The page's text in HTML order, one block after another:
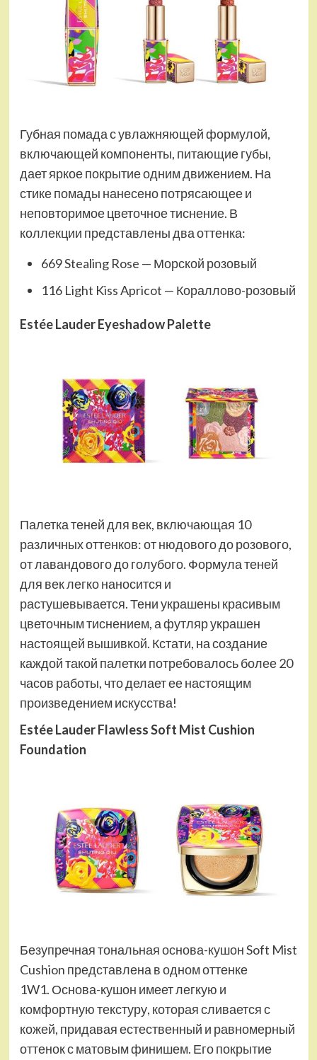
Губная помада с увлажняющей формулой,
включающей компоненты, питающие губы,
дает яркое покрытие одним движением. На
стике помады нанесено потрясающее и
неповторимое цветочное тиснение. В
коллекции представлены два оттенка:
669 Stealing Rose — Морской розовый
116 Light Kiss Apricot — Кораллово-розовый
Estée Lauder Eyeshadow Palette
Палетка теней для век, включающая 10
различных оттенков: от нюдового до розового,
от лавандового до голубого. Формула теней
для век легко наносится и
растушевывается. Тени украшены красивым
цветочным тиснением, а футляр украшен
настоящей вышивкой. Кстати, на создание
каждой такой палетки потребовалось более 20
часов работы, что делает ее настоящим
произведением искусства!
Estée Lauder Flawless Soft Mist Cushion
Foundation
Безупречная тональная основа-кушон Soft Mist
Cushion представлена в одном оттенке
1W1. Основа-кушон имеет легкую и
комфортную текстуру, которая сливается с
кожей, придавая естественный и равномерный
оттенок с матовым финишем. Его покрытие